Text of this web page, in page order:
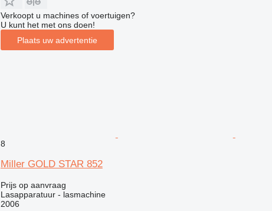
Verkoopt u machines of voertuigen?
U kunt het met ons doen!
Plaats uw advertentie
8
Miller GOLD STAR 852
Prijs op aanvraag
Lasapparatuur - lasmachine
2006